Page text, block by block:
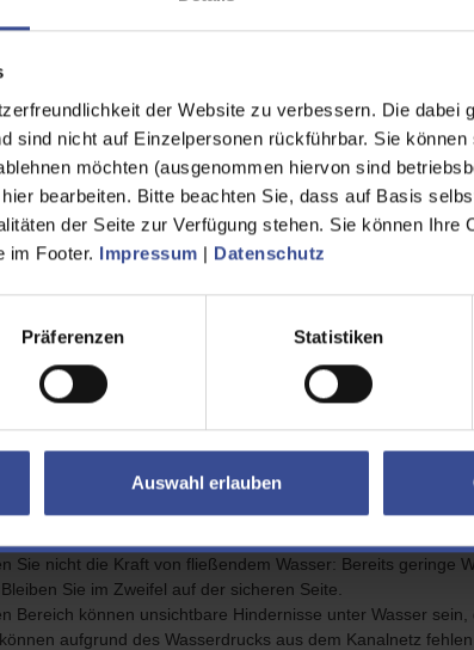
der Website zu verbessern. Die dabei
sind nicht auf Einzelpersonen rückführbar. Sie
möchten (ausgenommen hiervon sind
bearbeiten. Bitte beachten Sie, dass auf Basis
der Seite zur Verfügung stehen. Sie können Ihre
im Footer. Impressum | Datenschutz
Präferenzen Statistiken
Auswahl erlauben
sich fortlaufend über z.B. das Hochwasserportal des
im Überflutungsfall umgehend tief liegende Gebäudeteile,
kann Türen schließen und durch den Druck fest
Wasser steht oder kurzfristig einfließen könnte.
besteht Gefahr aus elektrischen Anlagen.
Tunnel und Unterführungen:
im Überflutungsfall umgehend Tiefgaragen oder
und lassen im Notfall lieber Ihr Fahrzeug stehen.
Sie nicht die Kraft von fließendem Wasser: Bereits geringe
Sie im Zweifel auf der sicheren Seite.
Bereich können unsichtbare Hindernisse unter Wasser sein,
aufgrund des Wasserdrucks aus dem Kanalnetz